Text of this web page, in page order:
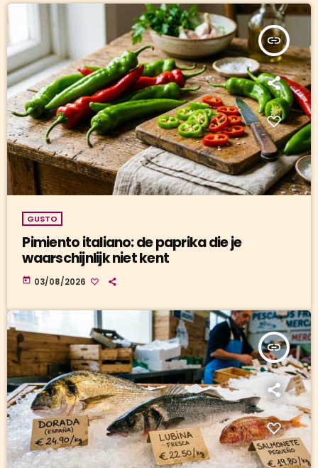
insert_link
GUSTO
Pimiento italiano: de paprika die je
waarschijnlijk niet kent
today 03/08/2026
insert_link